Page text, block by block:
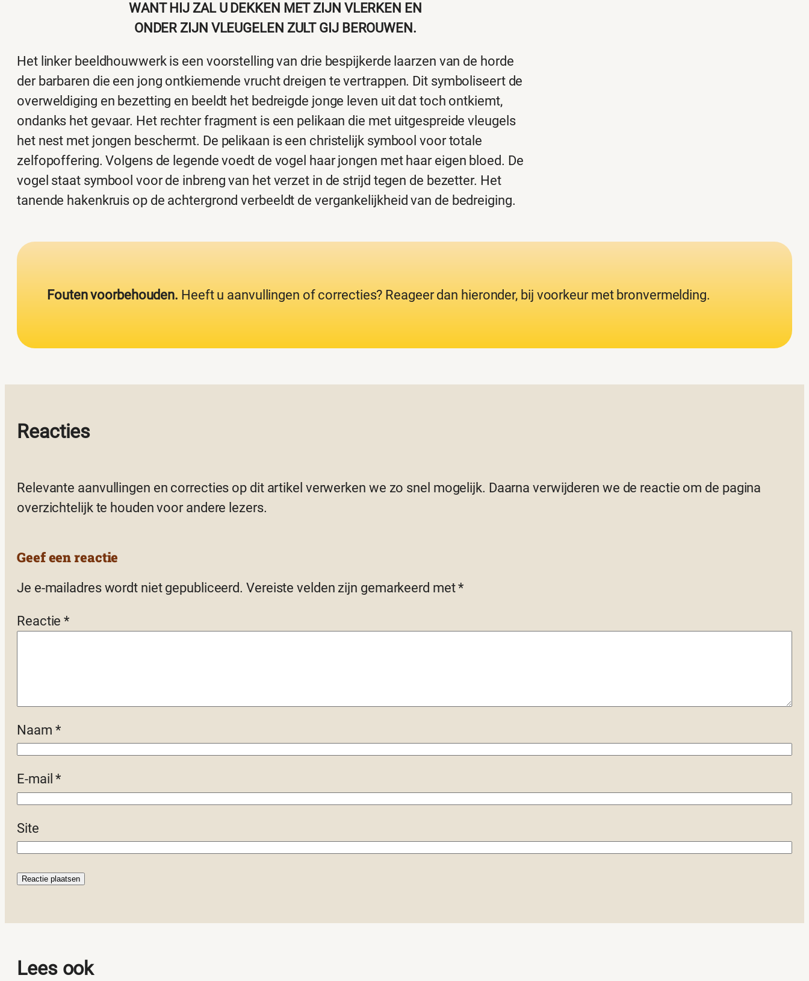
WANT HIJ ZAL U DEKKEN MET ZIJN VLERKEN EN
ONDER ZIJN VLEUGELEN ZULT GIJ BEROUWEN.
Het linker beeldhouwwerk is een voorstelling van drie bespijkerde laarzen van de horde
der barbaren die een jong ontkiemende vrucht dreigen te vertrappen. Dit symboliseert de
overweldiging en bezetting en beeldt het bedreigde jonge leven uit dat toch ontkiemt,
ondanks het gevaar. Het rechter fragment is een pelikaan die met uitgespreide vleugels
het nest met jongen beschermt. De pelikaan is een christelijk symbool voor totale
zelfopoffering. Volgens de legende voedt de vogel haar jongen met haar eigen bloed. De
vogel staat symbool voor de inbreng van het verzet in de strijd tegen de bezetter. Het
tanende hakenkruis op de achtergrond verbeeldt de vergankelijkheid van de bedreiging.
Fouten voorbehouden. Heeft u aanvullingen of correcties? Reageer dan hieronder, bij voorkeur met bronvermelding.
Reacties
Relevante aanvullingen en correcties op dit artikel verwerken we zo snel mogelijk. Daarna verwijderen we de reactie om de pagina
overzichtelijk te houden voor andere lezers.
Geef een reactie
Je e-mailadres wordt niet gepubliceerd. Vereiste velden zijn gemarkeerd met*
Reactie*
Naam *
E-mail*
Site
Lees ook